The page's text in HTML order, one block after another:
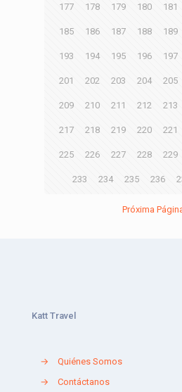
177 178 179 180 181
185 186 187 188 189
193 194 195 196 197
201 202 203 204 205
209 210 211 212 213
217 218 219 220 221
225 226 227 228 229
233 234 235 236
Próxima
Katt Travel
→
Quiénes Somos
→
Contáctanos